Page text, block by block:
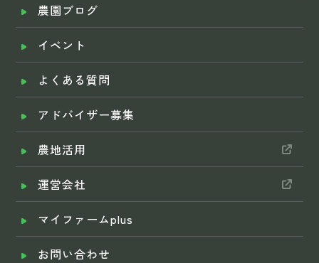
農園ブログ
イベント
よくある質問
アドバイザー募集
農地活用
運営会社
マイファームplus
お問い合わせ